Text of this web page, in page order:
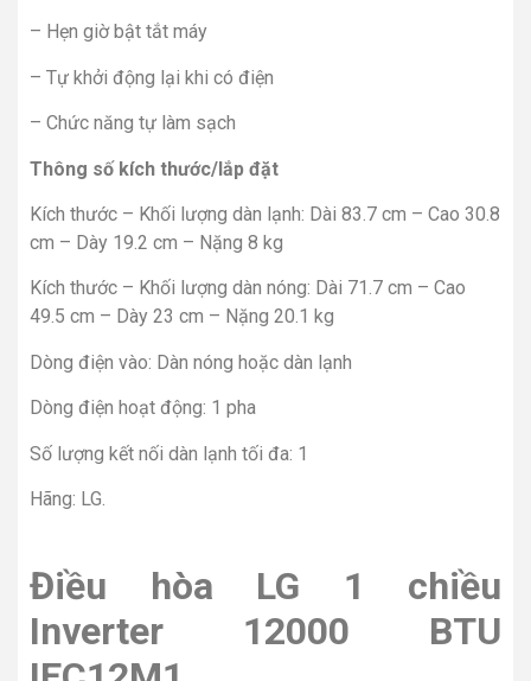
– Hẹn giờ bật tắt máy
– Tự khởi động lại khi có điện
– Chức năng tự làm sạch
Thông số kích thước/lắp đặt
Kích thước – Khối lượng dàn lạnh: Dài 83.7 cm – Cao 30.8
cm – Dày 19.2 cm – Nặng 8 kg
Kích thước – Khối lượng dàn nóng: Dài 71.7 cm – Cao
49.5 cm – Dày 23 cm – Nặng 20.1 kg
Dòng điện vào: Dàn nóng hoặc dàn lạnh
Dòng điện hoạt động: 1 pha
Số lượng kết nối dàn lạnh tối đa: 1
Hãng: LG.
Điều hòa LG 1 chiều
Inverter 12000 BTU